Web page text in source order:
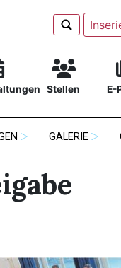
Stellen E-
GALERIE